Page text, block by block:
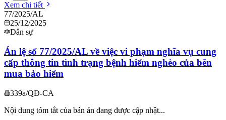
Xem chi tiết
77/2025/AL
25/12/2025
Dân sự
Án lệ số 77/2025/AL về việc vi phạm nghĩa vụ cung
cấp thông tin tình trạng bệnh hiểm nghèo của bên
mua bảo hiểm
339a/QĐ-CA
Nội dung tóm tắt của bản án đang được cập nhật...